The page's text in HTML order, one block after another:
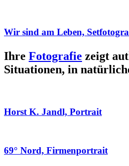
Wir sind am Leben,
Ihre Fotografie zeigt
Situationen, in
Horst K. Jandl, Portrait
69° Nord, Firmenportrait